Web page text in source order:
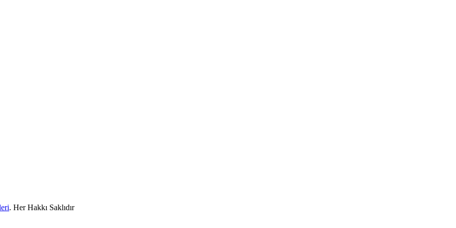
. Her Hakkı Saklıdır